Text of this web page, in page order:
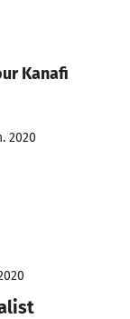
Kanafi
2020